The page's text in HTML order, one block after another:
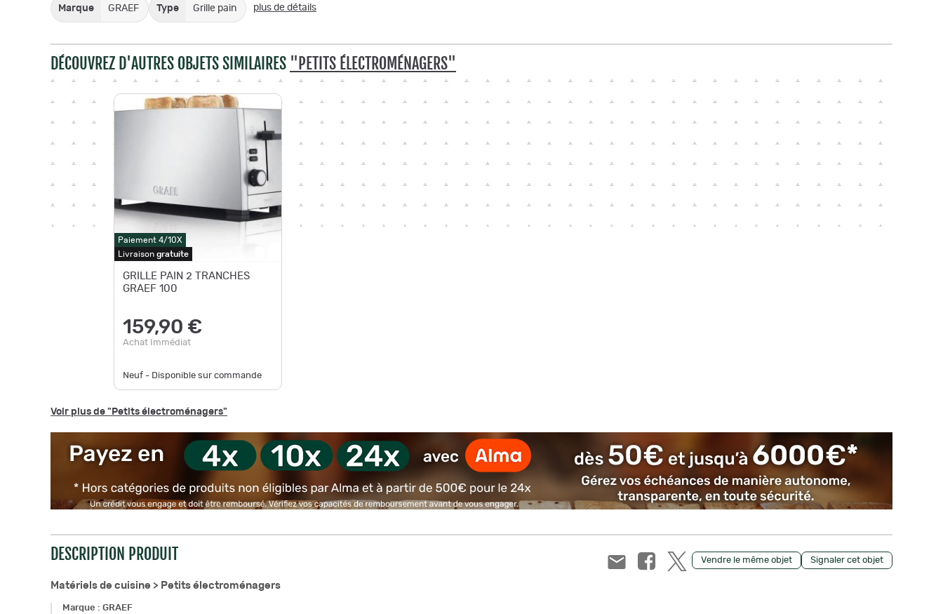
Marque GRAEF Type Grille pain plus de détails
DÉCOUVREZ D'AUTRES OBJETS SIMILAIRES "PETITS ÉLECTROMÉNAGERS"
Paiement 4/10X
Livraison gratuite
GRILLE PAIN 2 TRANCHES
GRAEF 100
159,90 €
Achat Immédiat
Neuf - Disponible sur commande
Voir plus de "Petits électroménagers"
Vendre le même objet Signaler cet objet
DESCRIPTION PRODUIT
Matériels de cuisine > Petits électroménagers
Marque : GRAEF